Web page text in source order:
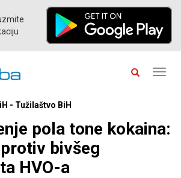
- Tužilaštvo BiH
pola tone kokaina:
bivšeg
HVO-a